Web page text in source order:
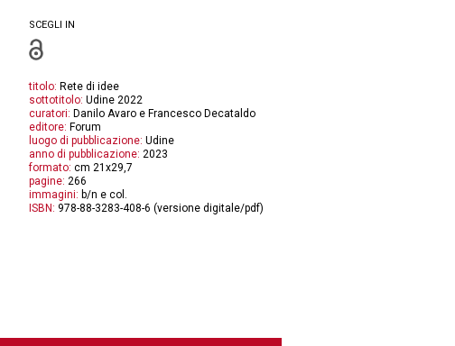
SCEGLI IN
titolo: Rete di idee
sottotitolo: Udine 2022
curatori: Danilo Avaro e Francesco Decataldo
editore: Forum
luogo di pubblicazione: Udine
anno di pubblicazione: 2023
formato: cm 21x29,7
pagine: 266
immagini: b/n e col.
ISBN: 978-88-3283-408-6 (versione digitale/pdf)